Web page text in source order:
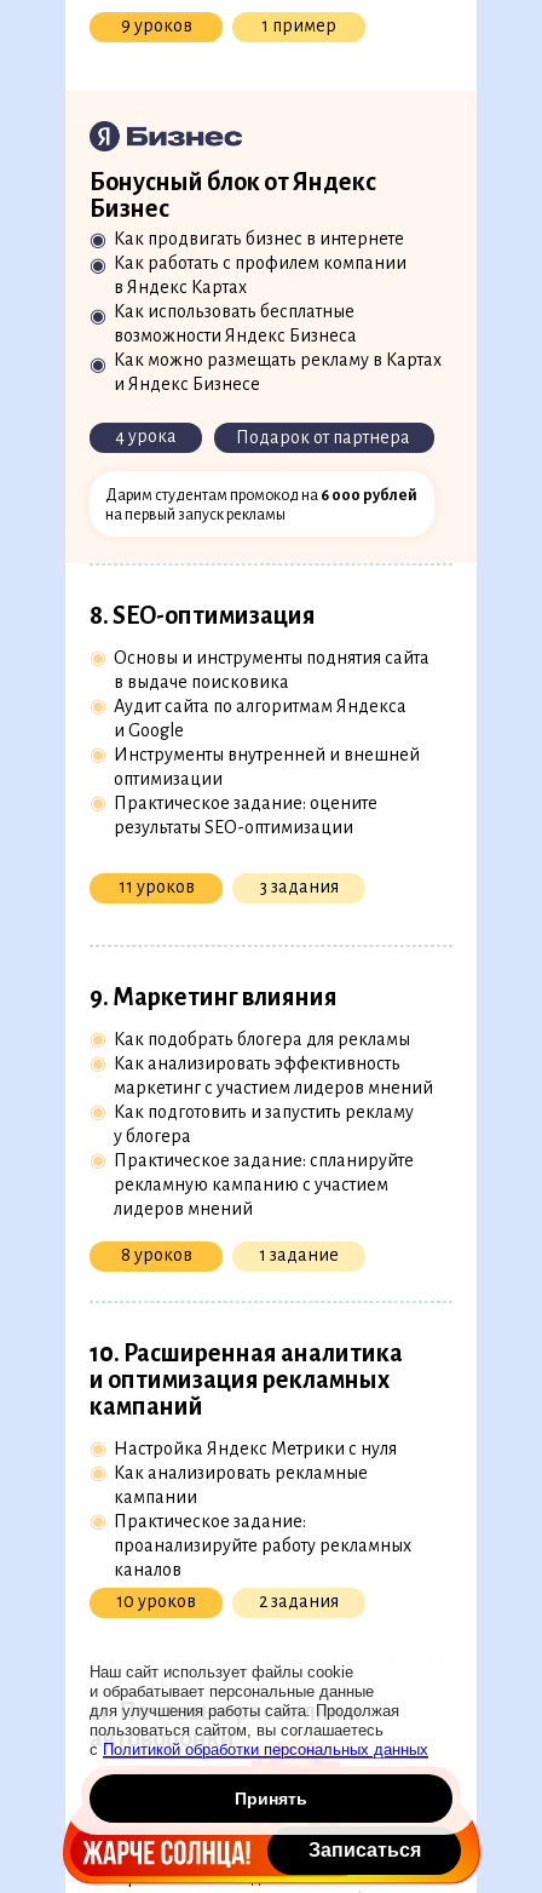
9 уроков 1 пример
Дарим студентам промокод на 6 000 рублей
на первый запуск рекламы
Как продвигать бизнес в интернете
Как работать с профилем компании
в Яндекс Картах
Как использовать бесплатные
возможности Яндекс Бизнеса
Как можно размещать рекламу в Картах
и Яндекс Бизнесе
◉
Бонусный блок от Яндекс
Бизнес
4 урока
◉
◉
◉
Подарок от партнера
Создание писем: дизайн, копирайтинг и
основы верстки
Планирование и настройка рассылок и
продающих писем, автоворонки
Практическое задание: напишите письмо
◉
◉
11. Почтовые рассылки и
автоворонки
10 уроков 2 задания
Настройка Яндекс Метрики с нуля
Как анализировать рекламные
кампании
Практическое задание:
проанализируйте работу рекламных
каналов
◉
◉
◉
10. Расширенная аналитика
и оптимизация рекламных
кампаний
8 уроков 1 задание
Как подобрать блогера для рекламы
Как анализировать эффективность
маркетинг с участием лидеров мнений
Как подготовить и запустить рекламу
у блогера
Практическое задание: спланируйте
рекламную кампанию с участием
лидеров мнений
◉
◉
◉
◉
9. Маркетинг влияния
11 уроков 3 задания
Основы и инструменты поднятия сайта
в выдаче поисковика
Аудит сайта по алгоритмам Яндекса
и Google
Инструменты внутренней и внешней
оптимизации
Практическое задание: оцените
результаты SEO-оптимизации
◉
◉
◉
◉
8. SEO-оптимизация
9 уроков 1 кейс
◉
◉
◉
Алгоритм подготовки рекламной кампании
Особенности подбора ключевых слов
и составления объявлений
Реклама в Яндекс и Google, рекламные сети
Практический кейс: составьте структуру
Мастер кампаний в Яндекс Директ
7. Контекстная реклама
1 задание
скоро на платформе
скоро на платформе
VK реклама и лидформы
◉
Записаться
Принять
Наш сайт использует файлы cookie
и обрабатывает персональные данные
для улучшения работы сайта. Продолжая
пользоваться сайтом, вы соглашаетесь
с Политикой обработки персональных данных